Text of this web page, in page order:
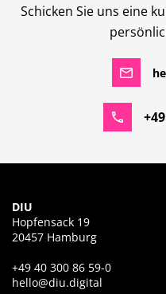
Schicken Sie uns eine
DIU
Hopfensack 19
20457 Hamburg
+49 40 300 86 59-0
hello@diu.digital